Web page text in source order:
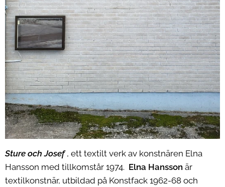
Sture och Josef, ett textilt verk av konstnären Elna
Hansson med tillkomstår 1974. Elna Hansson är
textilkonstnär, utbildad på Konstfack 1962-68 och